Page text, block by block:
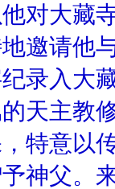
对大藏
邀请他
录入大
天主教
特意以
神父。